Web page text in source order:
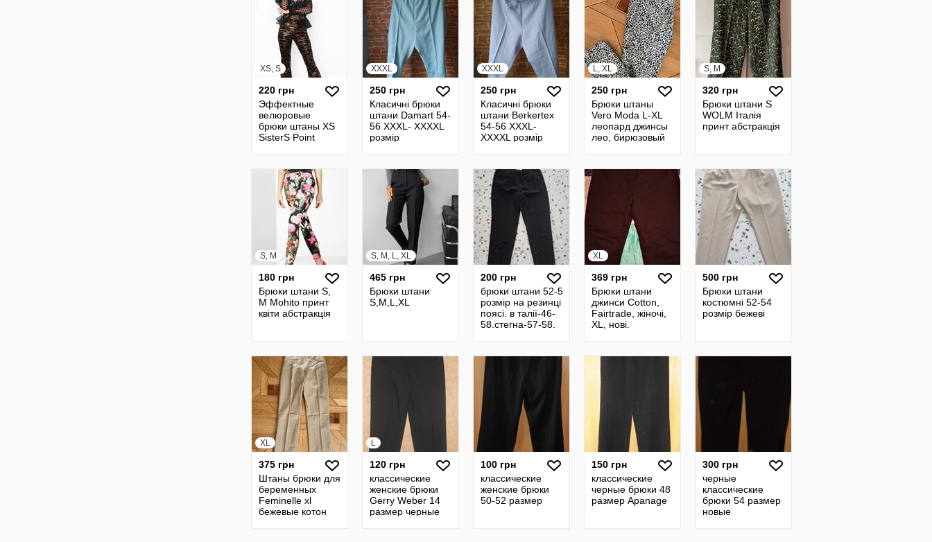
XS, S
220 грн
Эффектные
велюровые
брюки штаны XS
SisterS Point
XXXL
250 грн
Класичні брюки
штани Damart 54-
56 XXXL- XXXXL
розмір
XXXL
250 грн
Класичні брюки
штани Berkerteх
54-56 XXXL-
XXXXL розмір
L, XL
250 грн
Брюки штаны
Vero Moda L-XL
леопард джинсы
лео, бирюзовый
S, M
320 грн
Брюки штани S
WOLM Італія
принт абстракція
S, M
180 грн
Брюки штани S,
М Mohito принт
квіти абстракція
S, M, L, XL
465 грн
Брюки штани
S,M,L,XL
200 грн
брюки штани 52-54
розмір на резинці в
поясі. в талії-46-
58.стегна-57-58.
XL
369 грн
Брюки штани
джинси Cotton,
Fairtrade, жіночі,
XL, нові.
500 грн
Брюки штани
костюмні 52-54
розмір бежеві
XL
375 грн
Штаны брюки для
беременных
Feminelle xl
бежевые котон
L
120 грн
классические
женские брюки
Gerry Weber 14
размер черные
100 грн
классические
женские брюки
50-52 размер
150 грн
классические
черные брюки 48
размер Apanage
300 грн
черные
классические
брюки 54 размер
новые